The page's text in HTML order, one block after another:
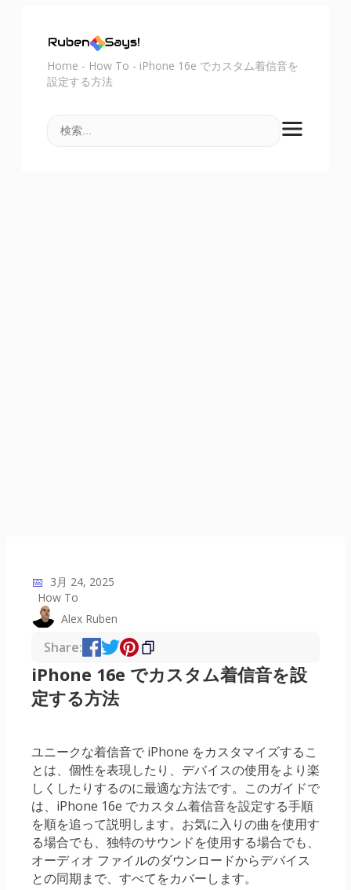
Home - How To - iPhone 16e でカスタム着信音を
設定する方法
📅 3月 24, 2025
How To
Alex Ruben
Share:
iPhone 16e でカスタム着信音を設
定する方法
ユニークな着信音で iPhone をカスタマイズするこ
とは、個性を表現したり、デバイスの使用をより楽
しくしたりするのに最適な方法です。このガイドで
は、iPhone 16e でカスタム着信音を設定する手順
を順を追って説明します。お気に入りの曲を使用す
る場合でも、独特のサウンドを使用する場合でも、
オーディオ ファイルのダウンロードからデバイス
との同期まで、すべてをカバーします。